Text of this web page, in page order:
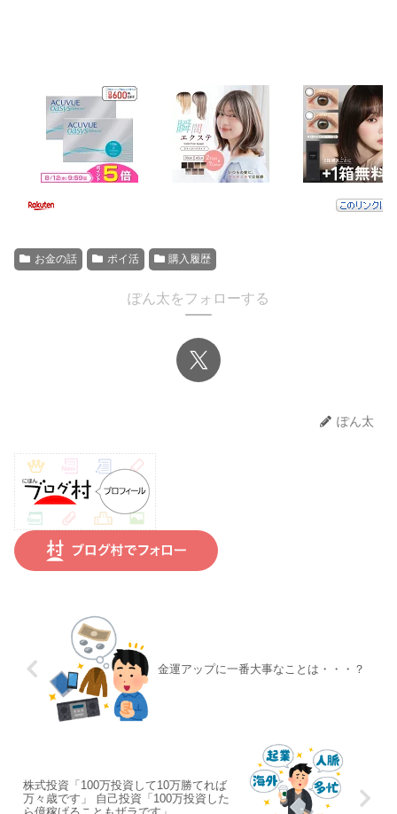
お金の話 ポイ活 購入履歴
ぽん太をフォローする
ぽん太
金運アップに一番大事なことは・・・？
株式投資「100万投資して10万勝てれば
万々歳です」 自己投資「100万投資した